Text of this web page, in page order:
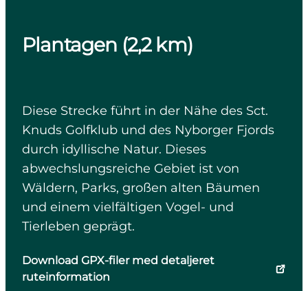
Plantagen (2,2 km)
Diese Strecke führt in der Nähe des Sct.
Knuds Golfklub und des Nyborger Fjords
durch idyllische Natur. Dieses
abwechslungsreiche Gebiet ist von
Wäldern, Parks, großen alten Bäumen
und einem vielfältigen Vogel- und
Tierleben geprägt.
Download GPX-filer med detaljeret
ruteinformation